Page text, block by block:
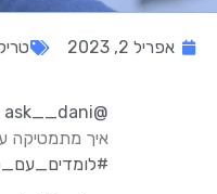
אפריל 2, 2023
@ask__dani
איך מתמטיקה